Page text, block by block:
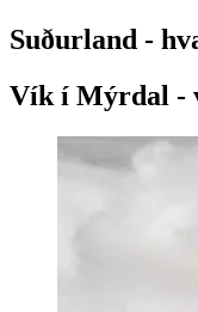
Suðurland -
Vík í Mýrdal -